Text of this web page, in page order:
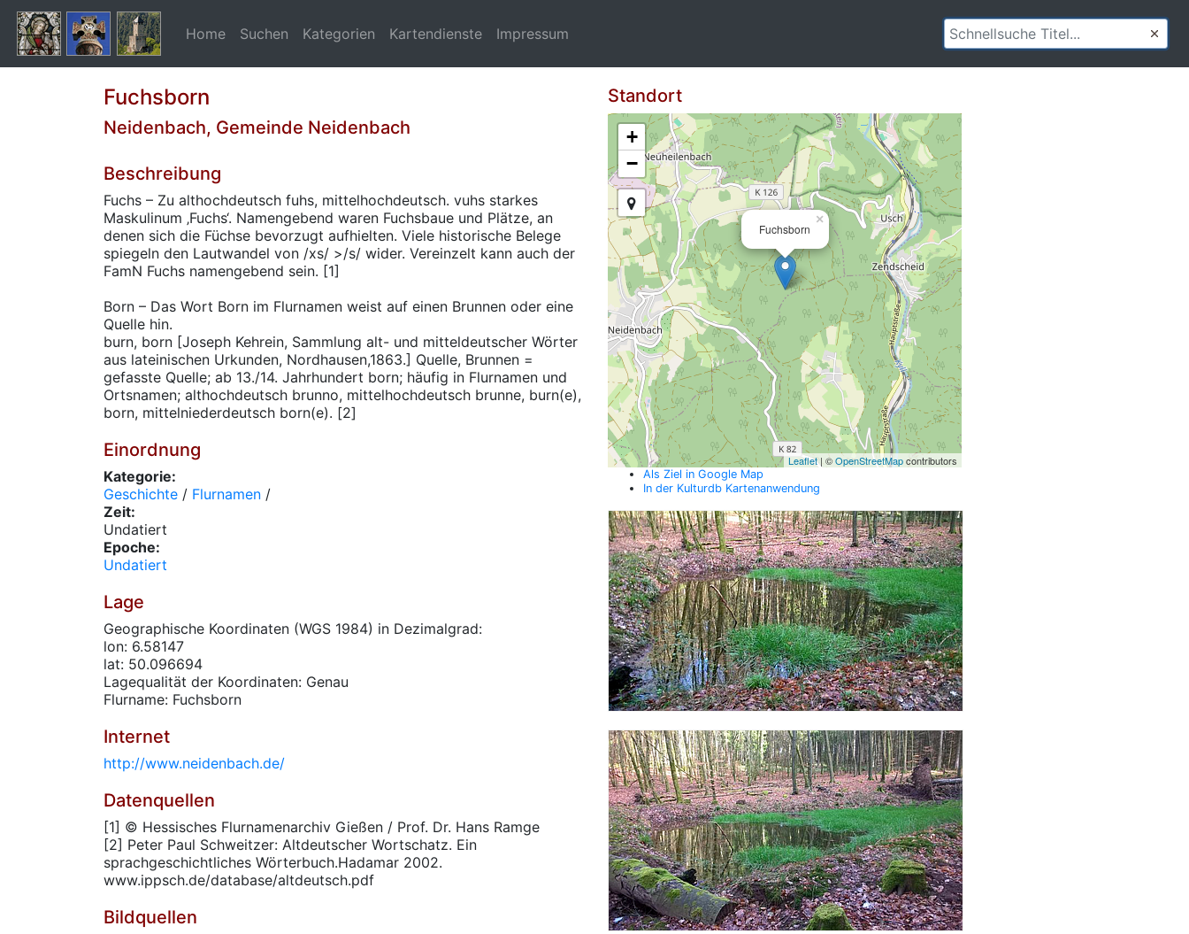
Home Suchen Kategorien Kartendienste Impressum
Fuchsborn
Neidenbach, Gemeinde Neidenbach
Beschreibung
Fuchs – Zu althochdeutsch fuhs, mittelhochdeutsch. vuhs starkes
Maskulinum ‚Fuchs‘. Namengebend waren Fuchsbaue und Plätze, an
denen sich die Füchse bevorzugt aufhielten. Viele historische Belege
spiegeln den Lautwandel von /xs/ >/s/ wider. Vereinzelt kann auch der
FamN Fuchs namengebend sein. [1]
Born – Das Wort Born im Flurnamen weist auf einen Brunnen oder eine
Quelle hin.
burn, born [Joseph Kehrein, Sammlung alt- und mitteldeutscher Wörter
aus lateinischen Urkunden, Nordhausen,1863.] Quelle, Brunnen =
gefasste Quelle; ab 13./14. Jahrhundert born; häufig in Flurnamen und
Ortsnamen; althochdeutsch brunno, mittelhochdeutsch brunne, burn(e),
born, mittelniederdeutsch born(e). [2]
Einordnung
Kategorie:
Geschichte / Flurnamen /
Zeit:
Undatiert
Epoche:
Undatiert
Lage
Geographische Koordinaten (WGS 1984) in Dezimalgrad:
lon: 6.58147
lat: 50.096694
Lagequalität der Koordinaten: Genau
Flurname: Fuchsborn
Internet
http://www.neidenbach.de/
Datenquellen
[1] © Hessisches Flurnamenarchiv Gießen / Prof. Dr. Hans Ramge
[2] Peter Paul Schweitzer: Altdeutscher Wortschatz. Ein
sprachgeschichtliches Wörterbuch.Hadamar 2002.
www.ippsch.de/database/altdeutsch.pdf
Bildquellen
Standort
Fuchsborn
×
+
−
Leaflet| ©OpenStreetMapcontributors
Als Ziel in Google Map
In der Kulturdb Kartenanwendung